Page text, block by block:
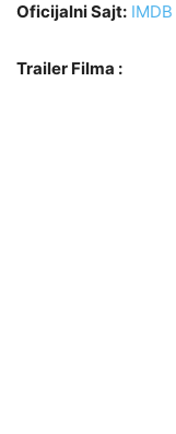
Oficijalni Sajt: IMDB
Trailer Filma :